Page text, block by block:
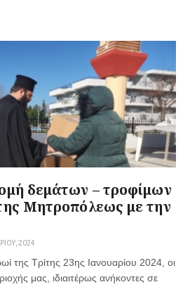
δεμάτων – τροφίμων
Μητροπόλεως με την
2024
Τρίτης 23ης Ιανουαρίου 2024, οι
μας, ιδιαιτέρως ανήκοντες σε